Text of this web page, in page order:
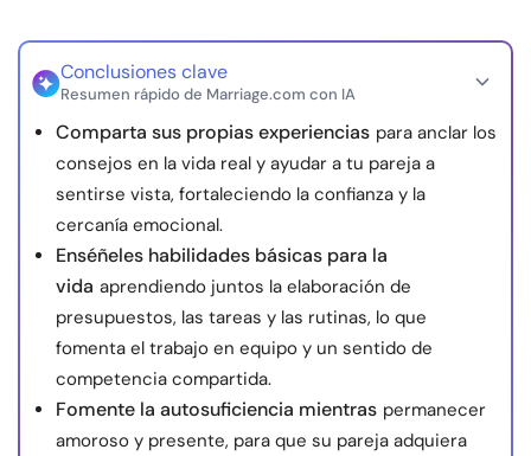
nosotros
© Copyright 2026. Todos los derechos reservados.
Conclusiones clave
Resumen rápido de Marriage.com con IA
Comparta sus propias experiencias para anclar los
consejos en la vida real y ayudar a tu pareja a
sentirse vista, fortaleciendo la confianza y la
cercanía emocional.
Enséñeles habilidades básicas para la
vida aprendiendo juntos la elaboración de
presupuestos, las tareas y las rutinas, lo que
fomenta el trabajo en equipo y un sentido de
competencia compartida.
Fomente la autosuficiencia mientras permanecer
amoroso y presente, para que su pareja adquiera